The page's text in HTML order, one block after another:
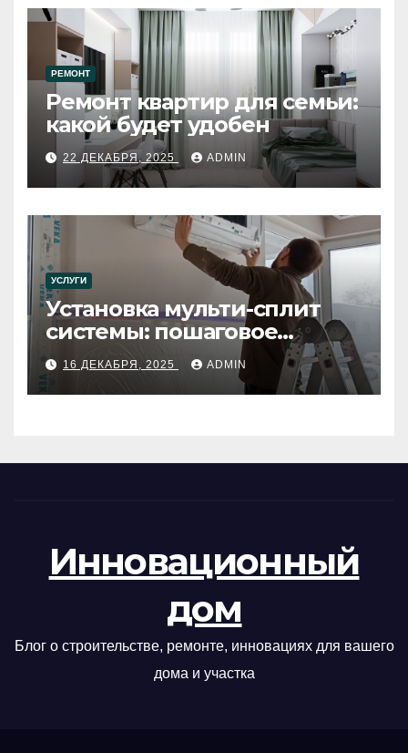
РЕМОНТ
Ремонт квартир для семьи:
какой будет удобен
22 ДЕКАБРЯ, 2025 ADMIN
УСЛУГИ
Установка мульти-сплит
системы: пошаговое
руководство
16 ДЕКАБРЯ, 2025 ADMIN
Инновационный
дом
Блог о строительстве, ремонте, инновациях для вашего
дома и участка